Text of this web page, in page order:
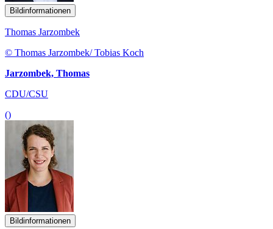
Bildinformationen
Thomas Jarzombek
© Thomas Jarzombek/ Tobias Koch
Jarzombek, Thomas
CDU/CSU
()
Bildinformationen